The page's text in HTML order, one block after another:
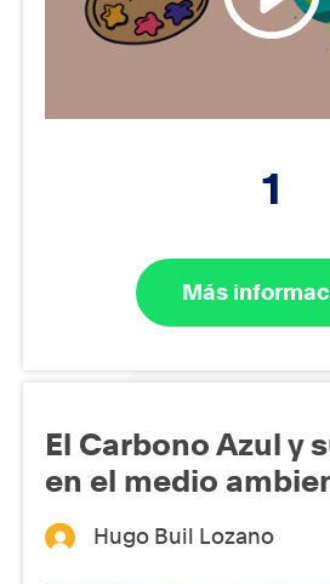
1
Más
El Carbono Azul y
en el medio
Hugo Buil Lozano